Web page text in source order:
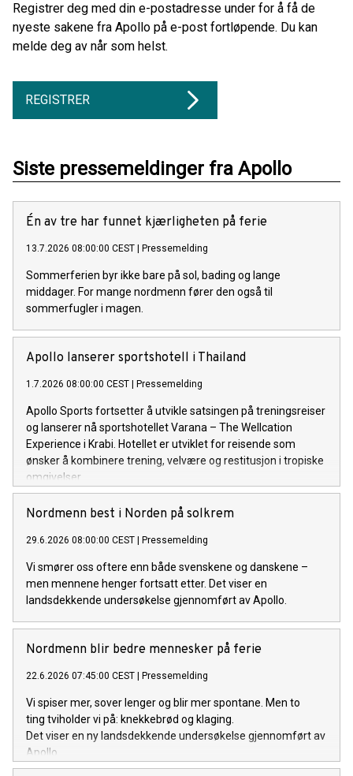
Registrer deg med din e-postadresse under for å få de
nyeste sakene fra Apollo på e-post fortløpende. Du kan
melde deg av når som helst.
REGISTRER
Siste pressemeldinger fra Apollo
Én av tre har funnet kjærligheten på ferie
13.7.2026 08:00:00 CEST Pressemelding
Sommerferien byr ikke bare på sol, bading og lange
middager. For mange nordmenn fører den også til
sommerfugler i magen.
Apollo lanserer sportshotell i Thailand
1.7.2026 08:00:00 CEST Pressemelding
Apollo Sports fortsetter å utvikle satsingen på treningsreiser
og lanserer nå sportshotellet Varana – The Wellcation
Experience i Krabi. Hotellet er utviklet for reisende som
ønsker å kombinere trening, velvære og restitusjon i tropiske
omgivelser.
Nordmenn best i Norden på solkrem
29.6.2026 08:00:00 CEST Pressemelding
Vi smører oss oftere enn både svenskene og danskene –
men mennene henger fortsatt etter. Det viser en
landsdekkende undersøkelse gjennomført av Apollo.
Nordmenn blir bedre mennesker på ferie
22.6.2026 07:45:00 CEST Pressemelding
Vi spiser mer, sover lenger og blir mer spontane. Men to
ting tviholder vi på: knekkebrød og klaging.
Det viser en ny landsdekkende undersøkelse gjennomført av
Apollo.